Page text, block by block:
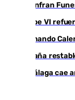
Juanfran
Felipe VI
Fernando
España
El Málaga